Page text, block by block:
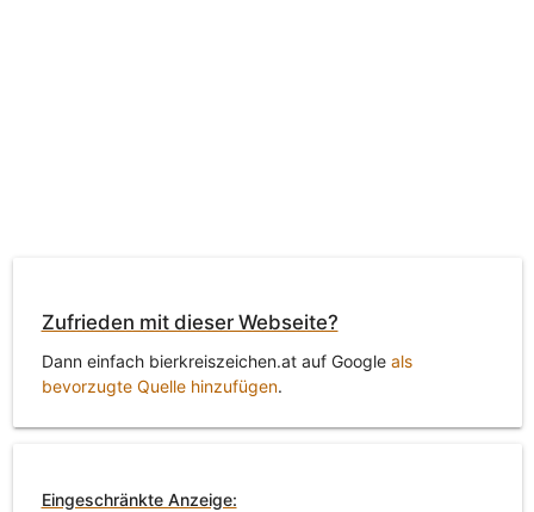
Zufrieden mit dieser Webseite?
Dann einfach bierkreiszeichen.at auf Google als
bevorzugte Quelle hinzufügen.
Eingeschränkte Anzeige: